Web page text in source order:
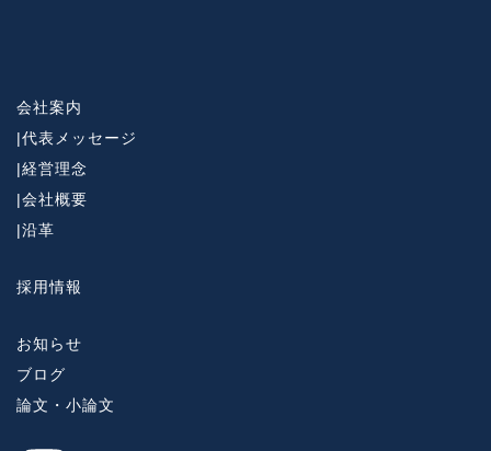
会社案内
|代表メッセージ
|経営理念
|会社概要
|沿革
採用情報
お知らせ
ブログ
論文・小論文